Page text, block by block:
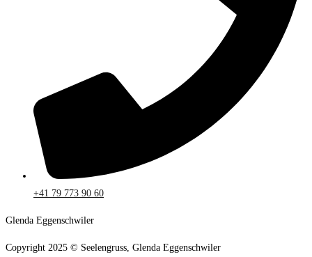
+41 79 773 90 60
Glenda Eggenschwiler
Copyright 2025 © Seelengruss, Glenda Eggenschwiler